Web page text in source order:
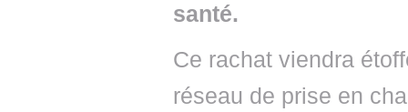
santé.
Ce rachat viendra
réseau de prise en